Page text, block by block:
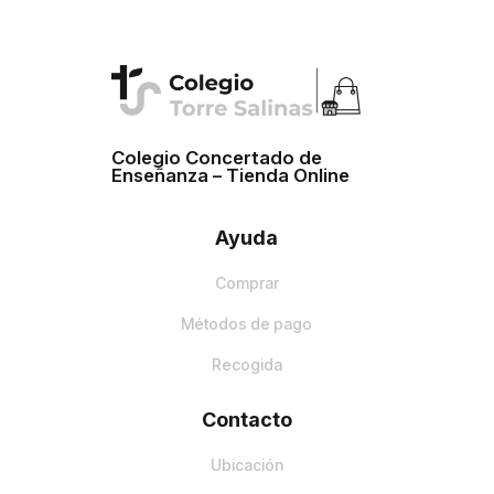
Colegio Concertado de
Enseñanza – Tienda Online
Ayuda
Comprar
Métodos de pago
Recogida
Contacto
Ubicación